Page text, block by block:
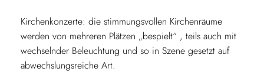
Kirchenkonzerte: die stimmungsvollen Kirchenräume
werden von mehreren Plätzen „bespielt“ , teils auch mit
wechselnder Beleuchtung und so in Szene gesetzt auf
abwechslungsreiche Art.